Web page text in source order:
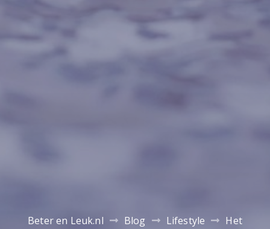
Beter en Leuk.nl Blog Lifestyle
Het